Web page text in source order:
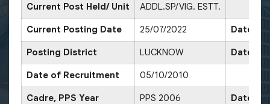
Current Post Held/ Unit ADDL.SP/VIG. ESTT.
Current Posting Date 25/07/2022 Date of
Posting District LUCKNOW Date of
Date of Recruitment 05/10/2010
Cadre, PPS Year PPS 2006 Date of